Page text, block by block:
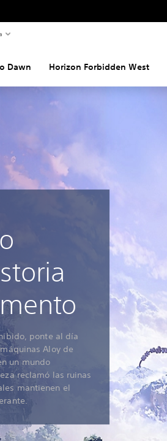
Dawn Horizon Forbidden West
ponte al día
Aloy de
un mundo
reclamó las ruinas
mantienen el